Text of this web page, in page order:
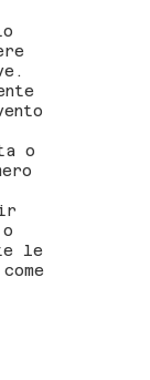
o
le